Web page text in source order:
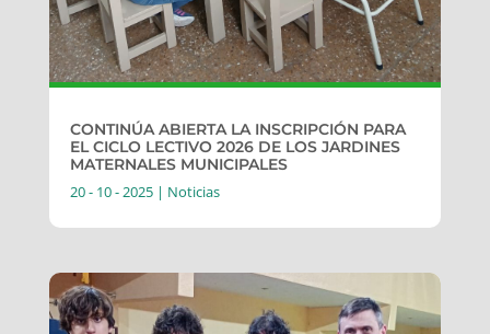
CONTINÚA ABIERTA LA INSCRIPCIÓN PARA
EL CICLO LECTIVO 2026 DE LOS JARDINES
MATERNALES MUNICIPALES
20 - 10 - 2025| Noticias